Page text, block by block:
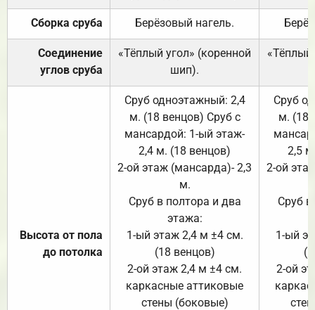
Сборка сруба Берёзовый нагель.
Соединение
углов сруба
«Тёплый угол» (коренной
шип).
«Тёплый
Высота от пола
до потолка
Сруб одноэтажный: 2,4
м. (18 венцов) Сруб с
мансардой: 1-ый этаж-
2,4 м. (18 венцов)
2-ой этаж (мансарда)- 2,3
м.
Сруб в полтора и два
этажа:
1-ый этаж 2,4 м ±4 см.
(18 венцов)
2-ой этаж 2,4 м ±4 см.
каркасные аттиковые
стены (боковые)
Сруб
м. (18
2,5
2-ой
Сруб
1-ый
2-ой